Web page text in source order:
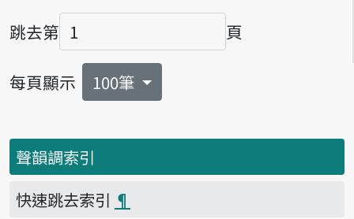
跳去第
頁碼
頁
每頁顯示 100筆
聲韻調索引
快速跳去索引 ¶